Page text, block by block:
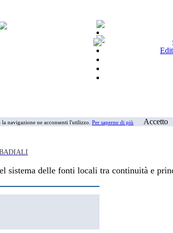
navigazione ne acconsenti l'utilizzo. Per saperne di più Accetto
sistema delle fonti locali tra continuità e